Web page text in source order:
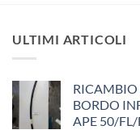
ULTIMI ARTICOLI
RICAMBIO
BORDO
APE 50/